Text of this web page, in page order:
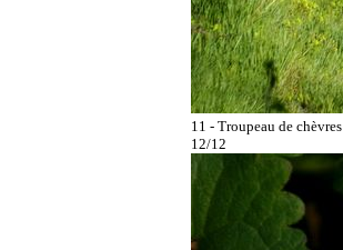
11 - Troupeau de chèvres
12/12